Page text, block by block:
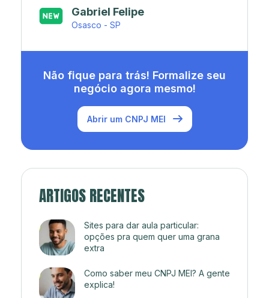
Japa’s açaí e sorveteria
Rio de Janeiro - RJ
Não fique para trás! Formalize seu
negócio agora mesmo!
Abrir um CNPJ MEI
ARTIGOS RECENTES
Sites para dar aula particular:
opções pra quem quer uma grana
extra
Como saber meu CNPJ MEI? A gente
explica!